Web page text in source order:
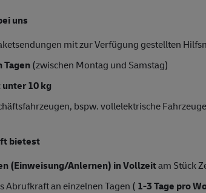
uns
mit zur Verfügung gestellten
(zwischen Montag und Samstag)
10 kg
bspw. vollelektrische Fahrzeuge
bietest
(Einweisung/Anlernen) in Vollzeitam Stück
Abrufkraft an einzelnen Tagen ( 1-3 Tage pro